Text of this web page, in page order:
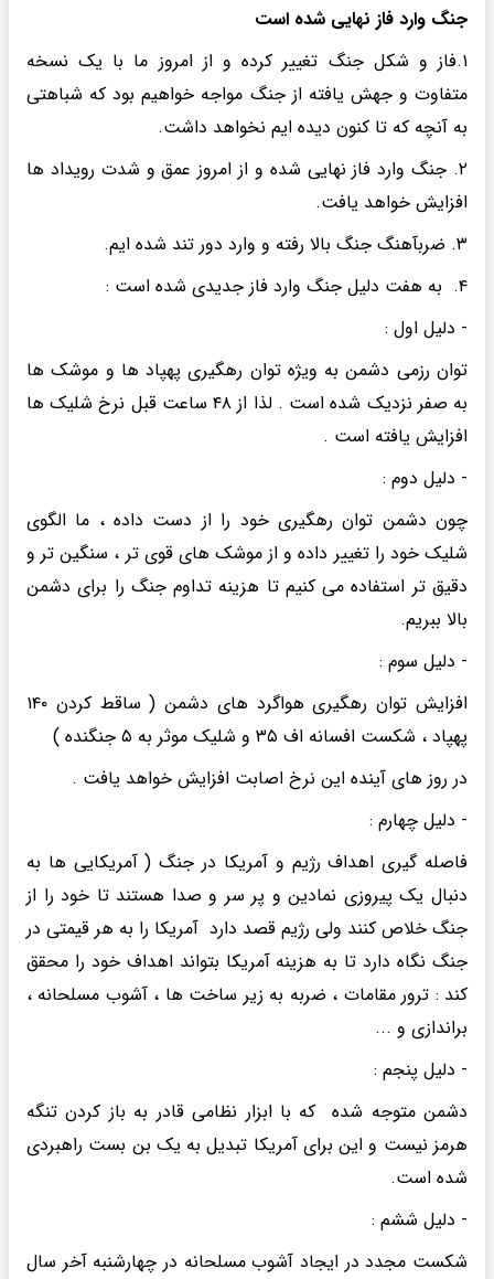
جنگ وارد فاز نهایی شده است
۱.فاز و شکل جنگ تغییر کرده و از امروز ما با یک نسخه
متفاوت و جهش یافته از جنگ مواجه خواهیم بود که شباهتی
به آنچه که تا کنون دیده ایم نخواهد داشت.
۲. جنگ وارد فاز نهایی شده و از امروز عمق و شدت رویداد ها
افزایش خواهد یافت.
۳. ضربآهنگ جنگ بالا رفته و‌ وارد دور تند شده ایم.
۴. به هفت دلیل جنگ وارد فاز جدیدی شده است :
- دلیل اول :
توان رزمی دشمن به ویژه توان رهگیری پهپاد ها و موشک ها
به صفر نزدیک شده است . لذا از ۴۸ ساعت قبل نرخ شلیک ها
افزایش یافته است .
- دلیل دوم :
چون دشمن توان رهگیری خود را از دست داده ، ما الگوی
شلیک خود را تغییر داده و از موشک های قوی تر ، سنگین تر و
دقیق تر استفاده می کنیم تا هزینه تداوم جنگ را برای دشمن
بالا ببریم.
- دلیل سوم :
افزایش توان رهگیری هواگرد های دشمن ( ساقط کردن ۱۴۰
پهپاد ، شکست افسانه اف ۳۵ و شلیک موثر به ۵ جنگنده )
در روز های آینده این نرخ اصابت افزایش خواهد یافت .
- دلیل چهارم :
فاصله گیری اهداف رژیم و آمریکا در جنگ ( آمریکایی ها به
دنبال یک پیروزی نمادین و پر سر و صدا هستند تا خود را از
جنگ خلاص کنند ولی رژیم قصد دارد آمریکا را به هر قیمتی در
جنگ نگاه دارد تا به هزینه آمریکا بتواند اهداف خود را محقق
کند : ترور مقامات ، ضربه به زیر ساخت ها ، آشوب مسلحانه ،
براندازی و ...
- دلیل پنجم :
دشمن متوجه شده که با ابزار نظامی قادر به باز کردن تنگه
هرمز نیست و این برای آمریکا تبدیل به یک بن بست راهبردی
شده است.
- دلیل ششم :
شکست مجدد در ایجاد آشوب مسلحانه در چهارشنبه آخر سال